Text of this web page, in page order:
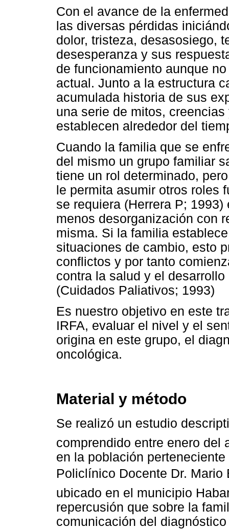
Con el avance de la
las diversas pérdidas
dolor, tristeza, desasosiego,
desesperanza y sus
de funcionamiento aunque
actual. Junto a la estructura
acumulada historia de sus
una serie de mitos,
establecen alrededor del
Cuando la familia que se
del mismo un grupo familiar
tiene un rol determinado,
le permita asumir otros roles
se requiera (Herrera P;
menos desorganización con
misma. Si la familia
situaciones de cambio, esto
conflictos y por tanto
contra la salud y el
(Cuidados Paliativos; 1993)
Es nuestro objetivo en este
IRFA, evaluar el nivel y el
origina en este grupo, el
oncológica.
Material y método
Se realizó un estudio
comprendido entre enero del
en la población
Policlínico Docente Dr.
ubicado en el municipio
repercusión que sobre la
comunicación del